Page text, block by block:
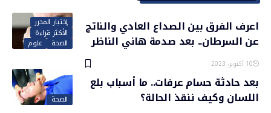
إختيار المحرر
الأكثر قراءة
الصحة
علوم
اعرف الفرق بين الصداع العادي والناتج
عن السرطان.. بعد صدمة هاني الناظر
10 أكتوبر، 2023
الصحة
بعد حادثة حسام عرفات.. ما أسباب بلع
اللسان وكيف ننقذ الحالة؟